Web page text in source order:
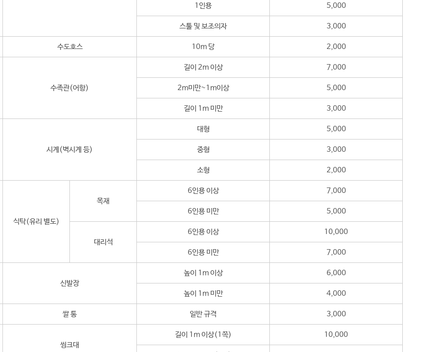
1인용 5,000
스툴 및 보조의자 3,000
수도호스 10m 당 2,000
수족관(어항)
길이 2m 이상 7,000
2m미만~1m이상 5,000
길이 1m 미만 3,000
시계(벽시계 등)
대형 5,000
중형 3,000
소형 2,000
식탁(유리 별도)
목재
6인용 이상 7,000
6인용 미만 5,000
대리석
6인용 이상 10,000
6인용 미만 7,000
신발장
높이 1m 이상 6,000
높이 1m 미만 4,000
쌀 통 일반 규격 3,000
씽크대
길이 1m 이상(1쪽) 10,000